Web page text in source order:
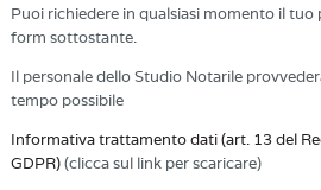
Puoi richiedere in qualsiasi momento il
form sottostante.
Il personale dello Studio Notarile
tempo possibile
Informativa trattamento dati (art. 13 del
GDPR)(clicca sul link per scaricare)